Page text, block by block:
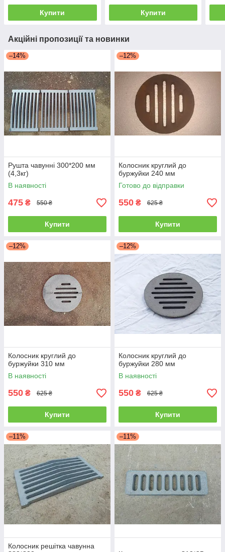
Купити Купити
Акційні пропозиції та новинки
–14%
Рушта чавунні 300*200 мм
(4,3кг)
В наявності
475 ₴ 550 ₴
Купити
–12%
Колосник круглий до
буржуйки 240 мм
Готово до відправки
550 ₴ 625 ₴
Купити
–12%
Колосник круглий до
буржуйки 310 мм
В наявності
550 ₴ 625 ₴
Купити
–12%
Колосник круглий до
буржуйки 280 мм
В наявності
550 ₴ 625 ₴
Купити
–11%
Колосник решітка чавунна
–11%